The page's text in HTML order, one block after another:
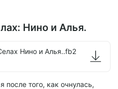
Нино и Алья.
Нино и Алья..fb2
того, как очнулась,